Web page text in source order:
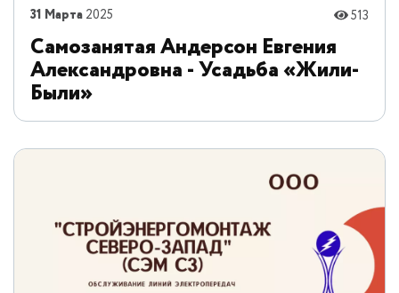
31 Марта 2025 513
Самозанятая Андерсон Евгения
Александровна - Усадьба «Жили-
Были»